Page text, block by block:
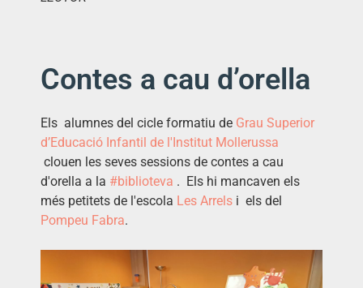
Contes a cau d’orella
Els alumnes del cicle formatiu de Grau Superior
d’Educació Infantil de l'Institut Mollerussa
clouen les seves sessions de contes a cau
d'orella a la #biblioteva . Els hi mancaven els
més petitets de l'escola Les Arrels i els del
Pompeu Fabra.